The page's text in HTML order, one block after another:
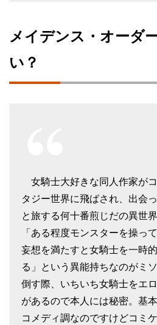
メイデンス・オーダ
い？
女騎士大好きな同人作家が
タジー世界に飛ばされ、出会
と旅する何十番煎じだの異世
「ある程度モンスターを操っ
妄想を満たすと女騎士を一時
る」という異能持ちなのがミ
倒す際、いちいち女騎士をエ
があるので本人には秘密。基
コメディ調なのですけどコミ